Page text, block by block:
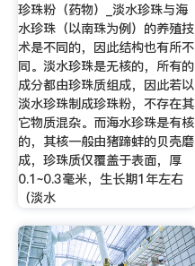
珍珠粉（药物）_淡水珍珠与海
水珍珠（以南珠为例）的养殖技
术是不同的，因此结构也有所不
同。淡水珍珠是无核的，所有的
成分都由珍珠质组成，因此若以
淡水珍珠制成珍珠粉，不存在其
它物质混杂。而海水珍珠是有核
的，其核一般由猪蹄蚌的贝壳磨
成，珍珠质仅覆盖于表面，厚
0.1~0.3毫米，生长期1年左右
（淡水